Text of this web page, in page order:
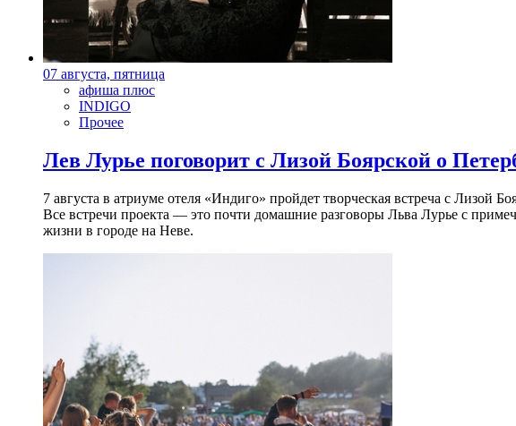
07 августа, пятница
афиша плюс
INDIGO
Прочее
Лев Лурье поговорит с Лизой Боярской о
7 августа в атриуме отеля «Индиго» пройдет творческая встреча с Лизой
Все встречи проекта — это почти домашние разговоры Льва Лурье с
жизни в городе на Неве.